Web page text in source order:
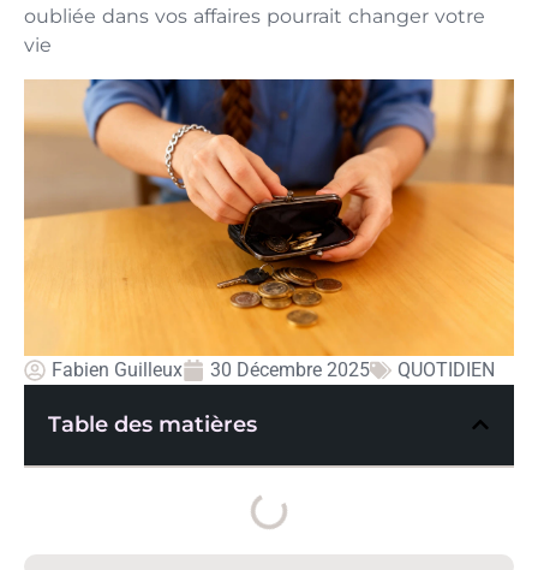
oubliée dans vos affaires pourrait changer votre
vie
Fabien Guilleux 30 Décembre 2025 QUOTIDIEN
Table des matières